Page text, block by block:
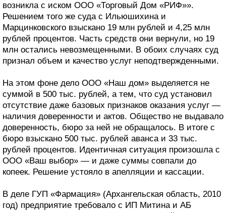
возникла с иском ООО «Торговый Дом «РИФ»».
Решением того же суда с Ильюшихина и
Марцинковского взыскано 19 млн рублей и 4,25 млн
рублей процентов. Часть средств они вернули, но 19
млн остались невозмещенными. В обоих случаях суд
признал объем и качество услуг неподтвержденными.
На этом фоне дело ООО «Наш дом» выделяется не
суммой в 500 тыс. рублей, а тем, что суд установил
отсутствие даже базовых признаков оказания услуг —
наличия доверенности и актов. Общество не выдавало
доверенность, бюро за ней не обращалось. В итоге с
бюро взыскано 500 тыс. рублей аванса и 33 тыс.
рублей процентов. Идентичная ситуация произошла с
ООО «Ваш выбор» — и даже суммы совпали до
копеек. Решение устояло в апелляции и кассации.
В деле ГУП «Фармация» (Архангельская область, 2010
год) предприятие требовало с ИП Митина и АБ